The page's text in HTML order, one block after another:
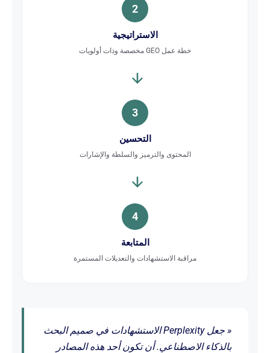
2
الاستراتيجية
خطة عمل GEO مخصصة وذات أولويات
3
التحسين
المحتوى والترميز والسلطة والإشارات
4
المتابعة
مراقبة الاستشهادات والتعديلات المستمرة
« جعل Perplexity الاستشهادات في صميم البحث
بالذكاء الاصطناعي. أن تكون أحد هذه المصادر